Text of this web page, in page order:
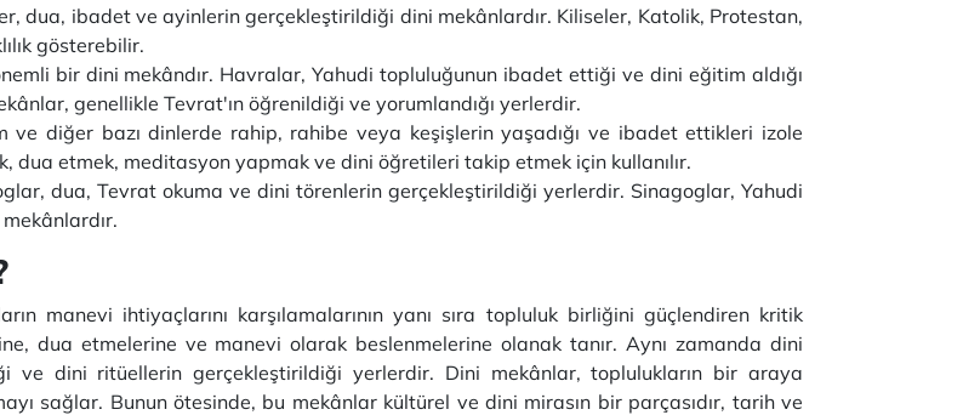
dua, ibadet ve ayinlerin gerçekleştirildiği dini mekânlardır. Kiliseler, Katolik, Protestan,
gösterebilir.
bir dini mekândır. Havralar, Yahudi topluluğunun ibadet ettiği ve dini eğitim aldığı
genellikle Tevrat'ın öğrenildiği ve yorumlandığı yerlerdir.
ve diğer bazı dinlerde rahip, rahibe veya keşişlerin yaşadığı ve ibadet ettikleri izole
dua etmek, meditasyon yapmak ve dini öğretileri takip etmek için kullanılır.
dua, Tevrat okuma ve dini törenlerin gerçekleştirildiği yerlerdir. Sinagoglar, Yahudi
manevi ihtiyaçlarını karşılamalarının yanı sıra topluluk birliğini güçlendiren kritik
dua etmelerine ve manevi olarak beslenmelerine olanak tanır. Aynı zamanda dini
ve dini ritüellerin gerçekleştirildiği yerlerdir. Dini mekânlar, toplulukların bir araya
sağlar. Bunun ötesinde, bu mekânlar kültürel ve dini mirasın bir parçasıdır, tarih ve